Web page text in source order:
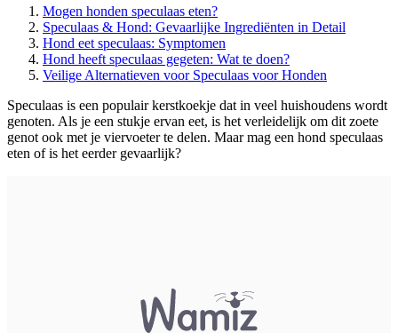
Mogen honden speculaas eten?
Speculaas & Hond: Gevaarlijke Ingrediënten in Detail
Hond eet speculaas: Symptomen
Hond heeft speculaas gegeten: Wat te doen?
Veilige Alternatieven voor Speculaas voor Honden
Speculaas is een populair kerstkoekje dat in veel huishoudens wordt
genoten. Als je een stukje ervan eet, is het verleidelijk om dit zoete
genot ook met je viervoeter te delen. Maar mag een hond speculaas
eten of is het eerder gevaarlijk?